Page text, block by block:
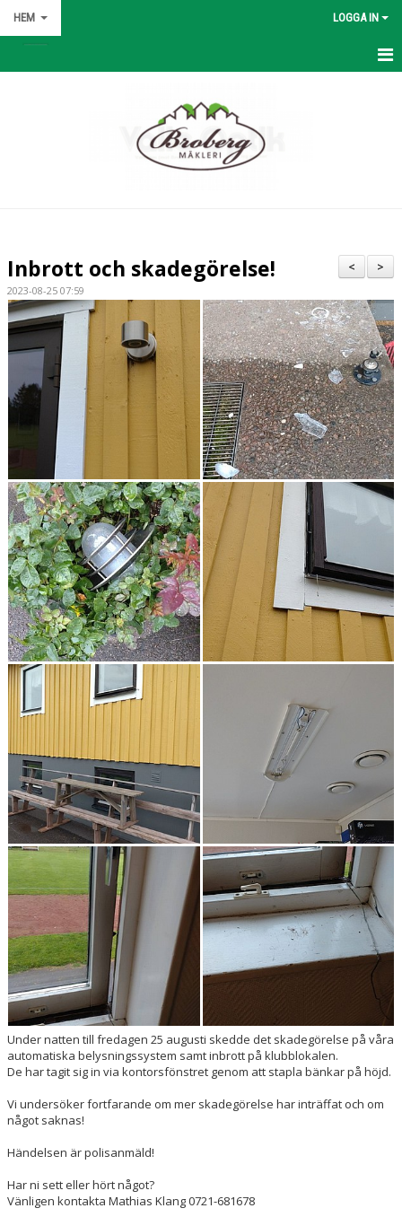
HEM LOGGA IN
BILDGALLERI
DOKUMENT
VÅRA LAG/TRÄNARE
MATCHER
SPONSORER
HEDERSUTNÄMNINGAR
>
<
Inbrott och skadegörelse!
2023-08-25 07:59
Under natten till fredagen 25 augusti skedde det skadegörelse på våra
automatiska belysningssystem samt inbrott på klubblokalen.
De har tagit sig in via kontorsfönstret genom att stapla bänkar på höjd.
Vi undersöker fortfarande om mer skadegörelse har inträffat och om
något saknas!
Händelsen är polisanmäld!
Har ni sett eller hört något?
Vänligen kontakta Mathias Klang 0721-681678